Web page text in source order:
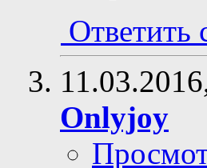
Ответить
Onlyjoy